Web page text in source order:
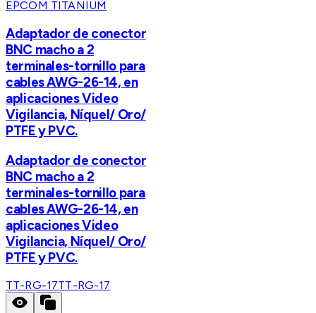
EPCOM TITANIUM
Adaptador de conector
BNC macho a 2
terminales-tornillo para
cables AWG-26-14, en
aplicaciones Video
Vigilancia, Níquel/ Oro/
PTFE y PVC.
Adaptador de conector
BNC macho a 2
terminales-tornillo para
cables AWG-26-14, en
aplicaciones Video
Vigilancia, Níquel/ Oro/
PTFE y PVC.
TT-RG-17TT-RG-17